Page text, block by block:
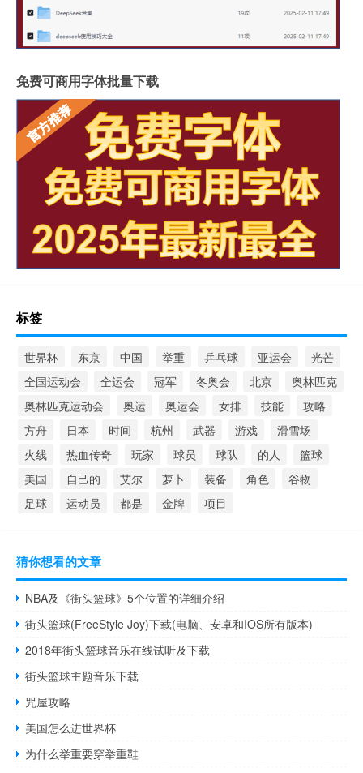
免费可商用字体批量下载
标签
世界杯 东京 中国 举重 乒乓球 亚运会
光芒
全国运动会
全运会 冠军 冬奥会 北京
奥林匹克
奥林匹克运动会
奥运 奥运会 女排 技能
攻略
方舟
日本 时间 杭州 武器 游戏
滑雪场
火线
热血传奇 玩家 球员 球队 的人
篮球
美国
自己的 艾尔 萝卜 装备 角色
谷物
足球
运动员 都是 金牌 项目
猜你想看的文章
NBA及《街头篮球》5个位置的详细介绍
街头篮球(FreeStyle Joy)下载(电脑、安卓和IOS所有版本)
2018年街头篮球音乐在线试听及下载
街头篮球主题音乐下载
咒屋攻略
美国怎么进世界杯
为什么举重要穿举重鞋